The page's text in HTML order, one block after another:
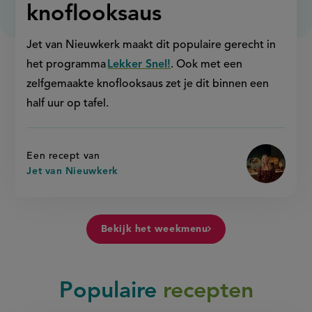
knoflooksaus
Jet van Nieuwkerk maakt dit populaire gerecht in
het programmaLekker Snel!. Ook met een
zelfgemaakte knoflooksaus zet je dit binnen een
half uur op tafel.
Een recept van
Jet van Nieuwkerk
Bekijk het weekmenu
Populaire recepten